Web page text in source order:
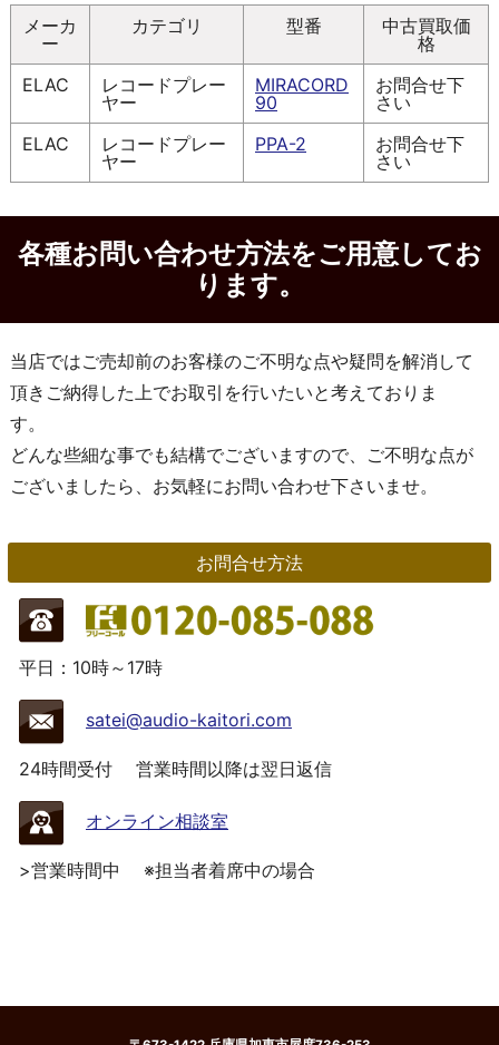
メーカ
ー
カテゴリ 型番
中古買取価
格
ELAC
レコードプレー
ヤー
MIRACORD
90
お問合せ下
さい
ELAC
レコードプレー
ヤー
PPA-2
お問合せ下
さい
各種お問い合わせ方法をご用意してお
ります。
当店ではご売却前のお客様のご不明な点や疑問を解消して
頂きご納得した上でお取引を行いたいと考えておりま
す。
どんな些細な事でも結構でございますので、ご不明な点が
ございましたら、お気軽にお問い合わせ下さいませ。
お問合せ方法
平日：10時～17時
satei@audio-kaitori.com
24時間受付 営業時間以降は翌日返信
オンライン相談室
>営業時間中 ※担当者着席中の場合